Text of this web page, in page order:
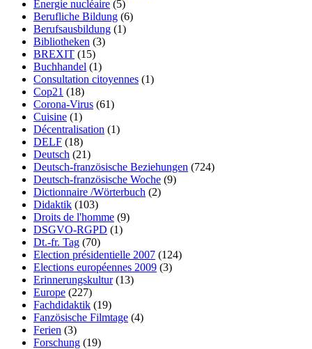
Énergie nucléaire (5)
Berufliche Bildung (6)
Berufsausbildung (1)
Bibliotheken (3)
BREXIT (15)
Buchhandel (1)
Consultation citoyennes (1)
Cop21 (18)
Corona-Virus (61)
Cuisine (1)
Décentralisation (1)
DELF (18)
Deutsch (21)
Deutsch-französische Beziehungen (724)
Deutsch-französische Woche (9)
Dictionnaire /Wörterbuch (2)
Didaktik (103)
Droits de l'homme (9)
DSGVO-RGPD (1)
Dt.-fr. Tag (70)
Election présidentielle 2007 (124)
Elections européennes 2009 (3)
Erinnerungskultur(13)
Europe (227)
Fachdidaktik (19)
Fanzösische Filmtage (4)
Ferien (3)
Forschung (19)